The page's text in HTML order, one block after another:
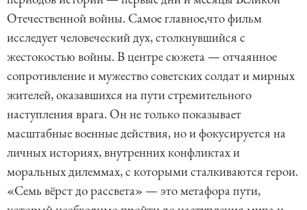
Отечественной войны. Самое главное,что фильм
исследует человеческий дух, столкнувшийся с
жестокостью войны. В центре сюжета — отчаянное
сопротивление и мужество советских солдат и мирных
жителей, оказавшихся на пути стремительного
наступления врага. Он не только показывает
масштабные военные действия, но и фокусируется на
личных историях, внутренних конфликтах и
моральных дилеммах, с которыми сталкиваются герои.
«Семь вёрст до рассвета» — это метафора пути,